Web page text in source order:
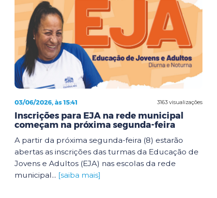
3163 visualizações
03/06/2026, às 15:41
Inscrições para EJA na rede municipal
começam na próxima segunda-feira
A partir da próxima segunda-feira (8) estarão
abertas as inscrições das turmas da Educação de
Jovens e Adultos (EJA) nas escolas da rede
municipal... [saiba mais]